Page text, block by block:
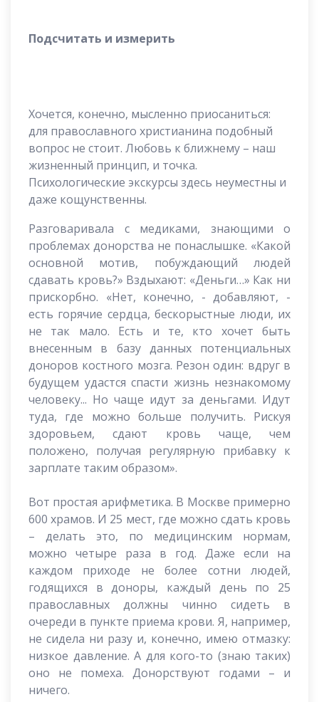
Подсчитать и измерить
Хочется, конечно, мысленно приосаниться:
для православного христианина подобный
вопрос не стоит. Любовь к ближнему – наш
жизненный принцип, и точка.
Психологические экскурсы здесь неуместны и
даже кощунственны.
Разговаривала с медиками, знающими о
проблемах донорства не понаслышке. «Какой
основной мотив, побуждающий людей
сдавать кровь?» Вздыхают: «Деньги…» Как ни
прискорбно. «Нет, конечно, - добавляют, -
есть горячие сердца, бескорыстные люди, их
не так мало. Есть и те, кто хочет быть
внесенным в базу данных потенциальных
доноров костного мозга. Резон один: вдруг в
будущем удастся спасти жизнь незнакомому
человеку... Но чаще идут за деньгами. Идут
туда, где можно больше получить. Рискуя
здоровьем, сдают кровь чаще, чем
положено, получая регулярную прибавку к
зарплате таким образом».
Вот простая арифметика. В Москве примерно
600 храмов. И 25 мест, где можно сдать кровь
– делать это, по медицинским нормам,
можно четыре раза в год. Даже если на
каждом приходе не более сотни людей,
годящихся в доноры, каждый день по 25
православных должны чинно сидеть в
очереди в пункте приема крови. Я, например,
не сидела ни разу и, конечно, имею отмазку:
низкое давление. А для кого-то (знаю таких)
оно не помеха. Донорствуют годами – и
ничего.